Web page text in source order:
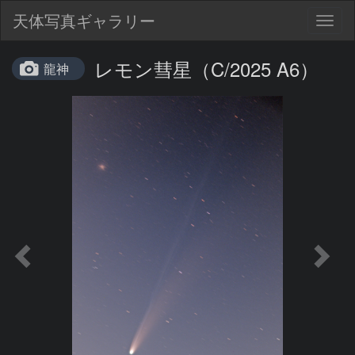
天体写真ギャラリー
龍神 レモン彗星（C/2025 A6）